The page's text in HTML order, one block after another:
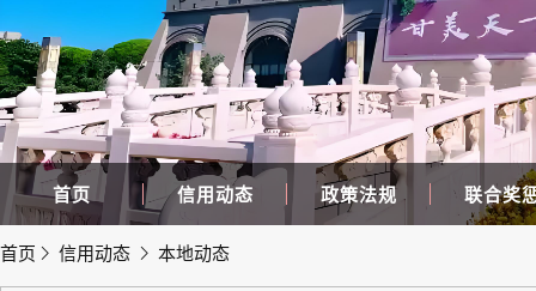
首页 信用动态 政策法规 联合奖
首页 信用动态 本地动态